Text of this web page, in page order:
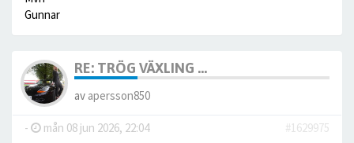
Gunnar
RE: TRÖG VÄXLING ...
av apersson850
- mån 08 jun 2026, 22:04
#1629975